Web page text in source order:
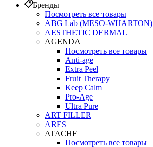
Бренды
Посмотреть все товары
ABG Lab (MESO-WHARTON)
AESTHETIC DERMAL
AGENDA
Посмотреть все товары
Anti-age
Extra Peel
Fruit Therapy
Keep Calm
Pro‑Age
Ultra Pure
ART FILLER
ARES
ATACHE
Посмотреть все товары